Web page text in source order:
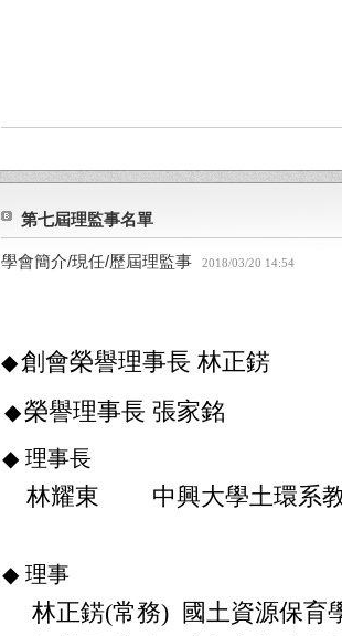
第七屆理監事名單
學會簡介/現任/歷屆理監事 2018/03/20 14:54
◆創會榮譽理事長 林正錺
◆榮譽理事長 張家銘
◆ 理事長
林耀東 中興大學土環系
◆ 理事
林正錺(常務)
國土資源保育